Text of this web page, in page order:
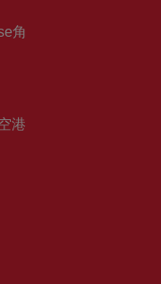
角
港